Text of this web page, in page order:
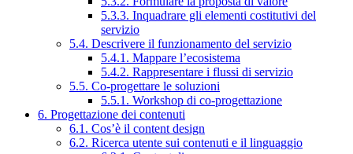
5.3.3. Inquadrare gli elementi costitutivi del
servizio
5.4. Descrivere il funzionamento del servizio
5.4.1. Mappare l’ecosistema
5.4.2. Rappresentare i flussi di servizio
5.5. Co-progettare le soluzioni
5.5.1. Workshop di co-progettazione
6. Progettazione dei contenuti
6.1. Cos’è il content design
6.2. Ricerca utente sui contenuti e il linguaggio